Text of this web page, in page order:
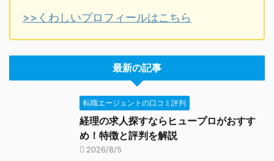
>>くわしいプロフィールはこちら
最新の記事
転職エージェントの口コミ評判
経理の求人探すならヒュープロがおすす
め！特徴と評判を解説
2026/8/5